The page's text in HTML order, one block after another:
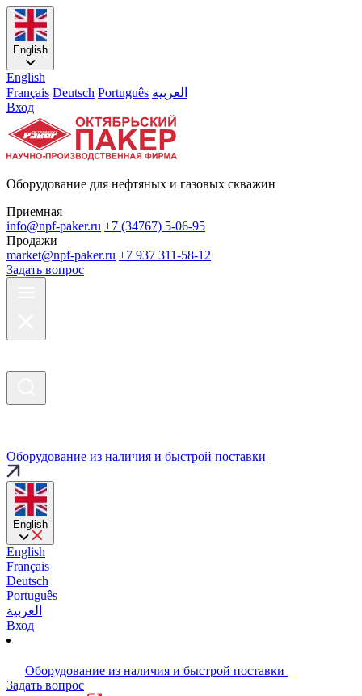
English
English
Français Deutsch Português العربية
Вход
Оборудование для нефтяных и газовых скважин
Приемная
info@npf-paker.ru +7 (34767) 5-06-95
Продажи
market@npf-paker.ru +7 937 311-58-12
Задать вопрос
Оборудование из наличия и быстрой поставки
English
English
Français
Deutsch
Português
العربية
Вход
Оборудование из наличия и быстрой поставки
Задать вопрос